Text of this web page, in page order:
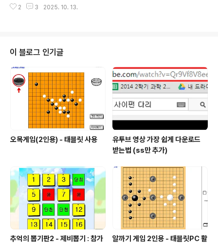
이 항상 긍정적이고 좋은 말만 해 주다 보니, 어느 순간 부
다. 말로 모든걸 바꿀 수 있다.기존과 달라진 점은 이미지의
냥 배경을 저녁노을이 지는 바다로 바꿔 달라고 하면 된다.
같은 방법으로 배경이나, 옷 뿐만 아니라, 표정이나 동작도
바꿀 수 있다.오늘 사용해 보니 또 다른 세상이다. 1. 구글제
미나이에 접속해서 https://gemini.google.com/app
2. 도구 에서 이미지 샌성 선택 후 + 를 눌러 이..
2 3 2025. 10. 13.
이 블로그 인기글
오목게임(2인용) - 태블릿 사용
유투브 영상 가장 쉽게 다운로드
받는법 (ss만 추가)
추억의 뽑기판2 - 제비뽑기 : 참가
알까기 게임 2인용 - 태블릿PC 활